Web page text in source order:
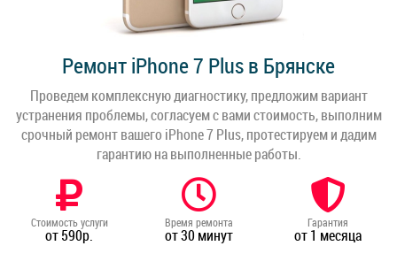
Ремонт iPhone 7 Plus в Брянске
Проведем комплексную диагностику, предложим вариант
устранения проблемы, согласуем с вами стоимость, выполним
срочный ремонт вашего iPhone 7 Plus, протестируем и дадим
гарантию на выполненные работы.
Стоимость услуги
от 590р.
Время ремонта
от 30 минут
Гарантия
от 1 месяца